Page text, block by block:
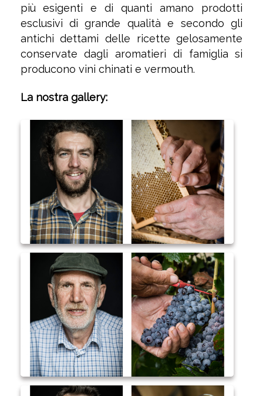
più esigenti e di quanti amano prodotti
esclusivi di grande qualità e secondo gli
antichi dettami delle ricette gelosamente
conservate dagli aromatieri di famiglia si
producono vini chinati e vermouth.
La nostra gallery: